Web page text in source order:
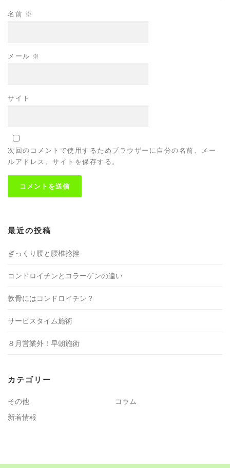
名前 ※
メール ※
サイト
次回のコメントで使用するためブラウザーに自分の名前、メー
ルアドレス、サイトを保存する。
最近の投稿
ぎっくり腰と腰椎捻挫
コンドロイチンとコラーゲンの違い
軟骨にはコンドロイチン？
サービスタイム施術
８月営業外！早朝施術
カテゴリー
その他
コラム
新着情報